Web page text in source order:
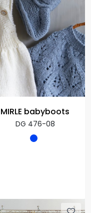
MIRLE babyboots
DG 476-08